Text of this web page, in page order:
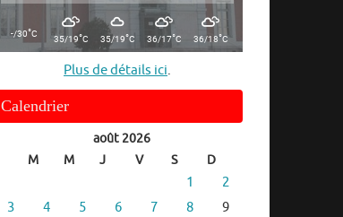
-/30°C 35/19°C 35/19°C 36/17°C 36/18°C
Plus de détails ici.
Calendrier
août 2026
M M J V S D
1
2
3
4 5 6 7 8
9